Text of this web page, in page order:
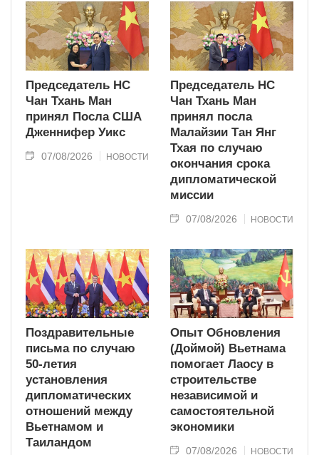
Председатель НС
Чан Тхань Ман
принял Посла США
Дженнифер Уикс
07/08/2026 НОВОСТИ
Председатель НС
Чан Тхань Ман
принял посла
Малайзии Тан Янг
Тхая по случаю
окончания срока
дипломатической
миссии
07/08/2026 НОВОСТИ
Поздравительные
письма по случаю
50-летия
установления
дипломатических
отношений между
Вьетнамом и
Таиландом
Опыт Обновления
(Доймой) Вьетнама
помогает Лаосу в
строительстве
независимой и
самостоятельной
экономики
07/08/2026 НОВОСТИ